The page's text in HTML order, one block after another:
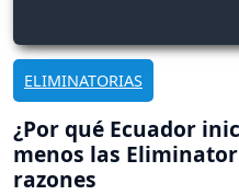
ELIMINATORIAS
¿Por qué Ecuador
menos las
razones